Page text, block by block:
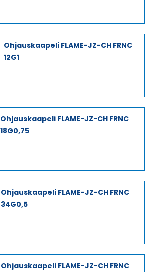
Ohjauskaapeli FLAME-JZ-CH FRNC
12G1
Ohjauskaapeli FLAME-JZ-CH FRNC
18G0,75
Ohjauskaapeli FLAME-JZ-CH FRNC
34G0,5
Ohjauskaapeli FLAME-JZ-CH FRNC